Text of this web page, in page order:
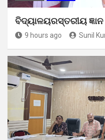
ବିଦ୍ୟାଳୟରସ୍ତରୀୟ ଜ୍ଞାନ
9 hours ago Sunil